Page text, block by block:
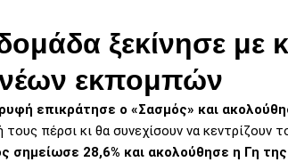
ξεκίνησε με
νέων εκπομπών
επικράτησε ο «Σασμός» και
τους πέρσι κι θα συνεχίσουν να κεντρίζουν
σημείωσε 28,6% και ακολούθησε η Γη της